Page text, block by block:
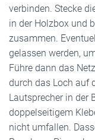
verbinden. Stecke
in der Holzbox und
zusammen.
gelassen werden,
Führe dann das
durch das Loch auf
Lautsprecher in der
doppelseitigem
nicht umfallen.